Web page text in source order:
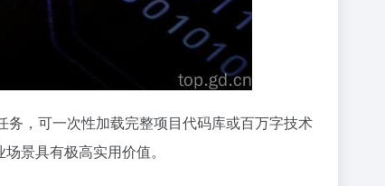
务，可一次性加载完整项目代码库或百万字技术
景具有极高实用价值。